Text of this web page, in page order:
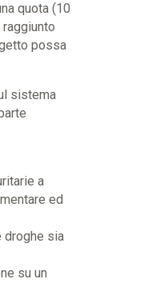
quota (10
possa
sistema
a
ed
droghe sia
su un